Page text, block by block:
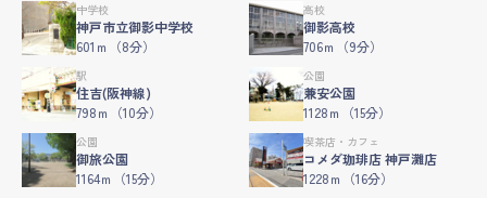
中学校
神戸市立御影中学校
601ｍ（8分）
高校
御影高校
706ｍ（9分）
駅
住吉(阪神線)
798ｍ（10分）
公園
兼安公園
1128ｍ（15分）
公園
御旅公園
1164ｍ（15分）
喫茶店・カフェ
コメダ珈琲店 神戸灘店
1228ｍ（16分）